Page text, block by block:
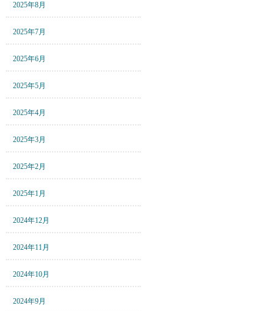
2025年8月
2025年7月
2025年6月
2025年5月
2025年4月
2025年3月
2025年2月
2025年1月
2024年12月
2024年11月
2024年10月
2024年9月